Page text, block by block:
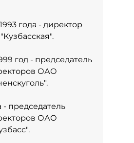
года - директор
год - председатель
ОАО
- председатель
ОАО